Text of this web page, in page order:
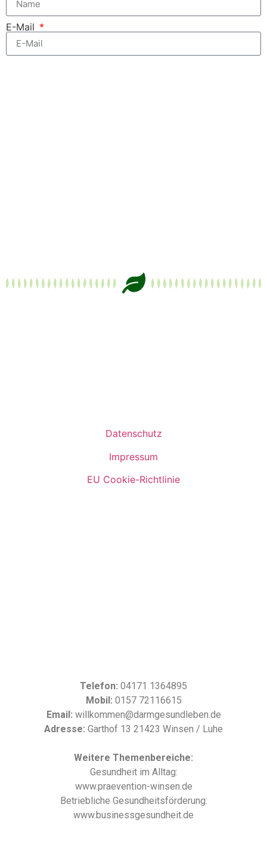
E-Mail
Telefon: 04171 1364895
Mobil: 0157 72116615
Email: willkommen@darmgesundleben.de
Adresse: Garthof 13 21423 Winsen / Luhe
Weitere Themenbereiche:
Gesundheit im Alltag:
www.praevention-winsen.de
Betriebliche Gesundheitsförderung:
www.businessgesundheit.de
Datenschutz
Impressum
EU Cookie-Richtlinie